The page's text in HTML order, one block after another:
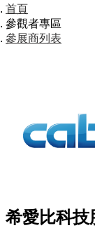
首頁
參觀者專區
參展商列表
希愛比科技